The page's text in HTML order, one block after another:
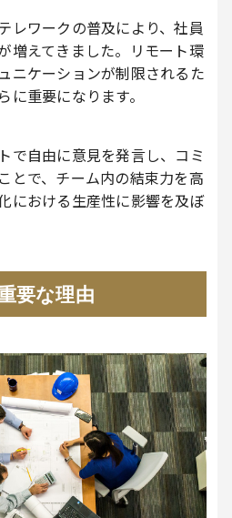
レワークの普及により、社員
増えてきました。リモート環
ニケーションが制限されるた
に重要になります。
で自由に意見を発言し、コミ
とで、チーム内の結束力を高
における生産性に影響を及ぼ
要な理由